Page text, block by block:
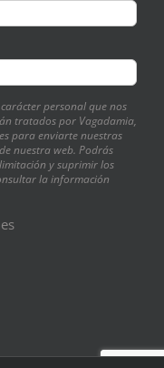
personal que nos
tratados por Vagadamia,
para enviarte nuestras
nuestra web. Podrás
y suprimir los
la información